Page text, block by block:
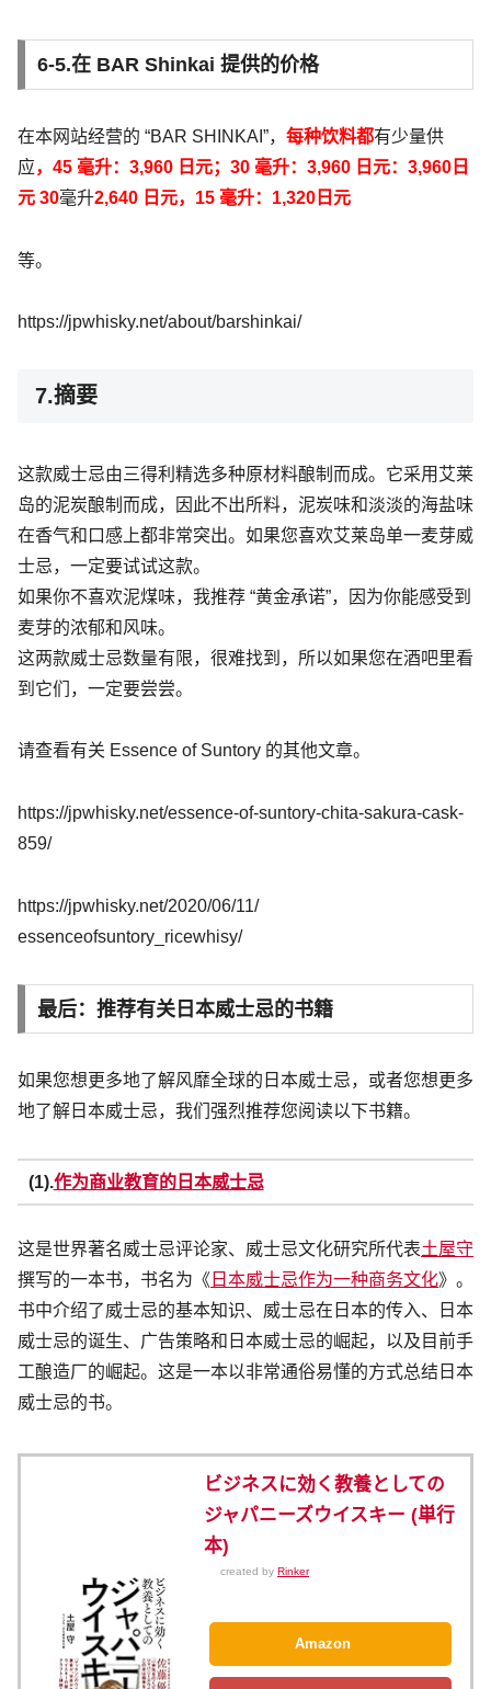
6-5.在 BAR Shinkai 提供的价格
在本网站经营的 “BAR SHINKAI”， 每种饮料都有少量供
应， 45 毫升：3,960 日元；30 毫升：3,960 日元：3,960日
元 30毫升2,640 日元，15 毫升：1,320日元
等。
https://jpwhisky.net/about/barshinkai/
7.摘要
这款威士忌由三得利精选多种原材料酿制而成。它采用艾莱
岛的泥炭酿制而成，因此不出所料，泥炭味和淡淡的海盐味
在香气和口感上都非常突出。如果您喜欢艾莱岛单一麦芽威
士忌，一定要试试这款。
如果你不喜欢泥煤味，我推荐 “黄金承诺”，因为你能感受到
麦芽的浓郁和风味。
这两款威士忌数量有限，很难找到，所以如果您在酒吧里看
到它们，一定要尝尝。
请查看有关 Essence of Suntory 的其他文章。
https://jpwhisky.net/essence-of-suntory-chita-sakura-cask-
859/
https://jpwhisky.net/2020/06/11/
essenceofsuntory_ricewhisy/
最后：推荐有关日本威士忌的书籍
如果您想更多地了解风靡全球的日本威士忌，或者您想更多
地了解日本威士忌，我们强烈推荐您阅读以下书籍。
(1).作为商业教育的日本威士忌
这是世界著名威士忌评论家、威士忌文化研究所代表土屋守
撰写的一本书，书名为《 日本威士忌作为一种商务文化》。
书中介绍了威士忌的基本知识、威士忌在日本的传入、日本
威士忌的诞生、广告策略和日本威士忌的崛起，以及目前手
工酿造厂的崛起。这是一本以非常通俗易懂的方式总结日本
威士忌的书。
ビジネスに効く教養としての
ジャパニーズウイスキー (単行
本)
created by Rinker
Amazon